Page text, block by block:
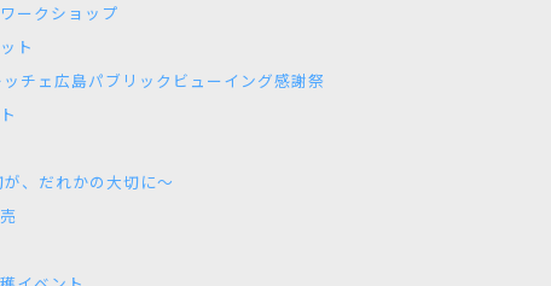
ークショップ
ト
チェ広島パブリックビューイング感謝祭
、だれかの大切に～